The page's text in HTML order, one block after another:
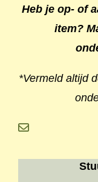
Heb je op- of
item?
*Vermeld altijd